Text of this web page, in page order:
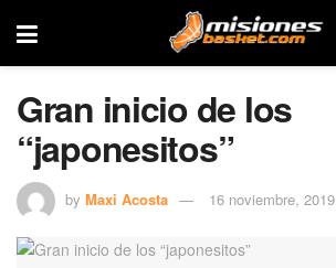
Gran inicio de los
“japonesitos”
by Maxi Acosta 16 noviembre, 2019